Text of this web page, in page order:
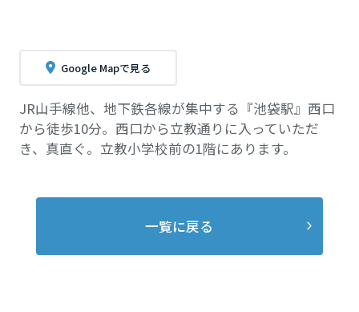
Google Mapで見る
JR山手線他、地下鉄各線が集中する『池袋駅』西口
から徒歩10分。西口から立教通りに入っていただ
き、真直ぐ。立教小学校前の1階にあります。
一覧に戻る